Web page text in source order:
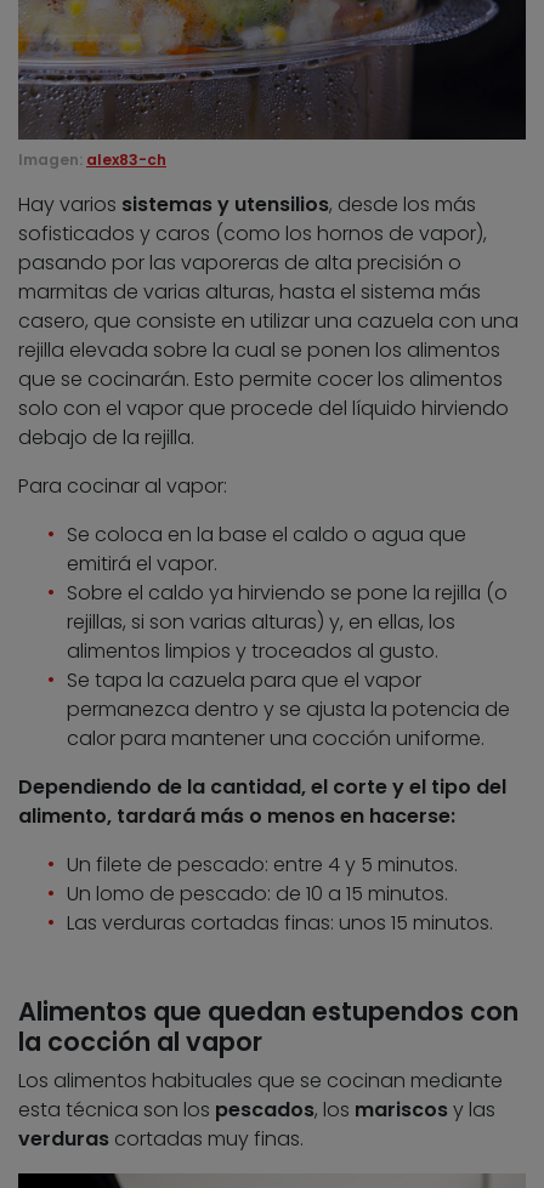
Imagen: alex83-ch
Hay varios sistemas y utensilios, desde los más
sofisticados y caros (como los hornos de vapor),
pasando por las vaporeras de alta precisión o
marmitas de varias alturas, hasta el sistema más
casero, que consiste en utilizar una cazuela con una
rejilla elevada sobre la cual se ponen los alimentos
que se cocinarán. Esto permite cocer los alimentos
solo con el vapor que procede del líquido hirviendo
debajo de la rejilla.
Para cocinar al vapor:
Se coloca en la base el caldo o agua que
emitirá el vapor.
Sobre el caldo ya hirviendo se pone la rejilla (o
rejillas, si son varias alturas) y, en ellas, los
alimentos limpios y troceados al gusto.
Se tapa la cazuela para que el vapor
permanezca dentro y se ajusta la potencia de
calor para mantener una cocción uniforme.
Dependiendo de la cantidad, el corte y el tipo del
alimento, tardará más o menos en hacerse:
Un filete de pescado: entre 4 y 5 minutos.
Un lomo de pescado: de 10 a 15 minutos.
Las verduras cortadas finas: unos 15 minutos.
Alimentos que quedan estupendos con
la cocción al vapor
Los alimentos habituales que se cocinan mediante
esta técnica son los pescados, los mariscosy las
verduras cortadas muy finas.